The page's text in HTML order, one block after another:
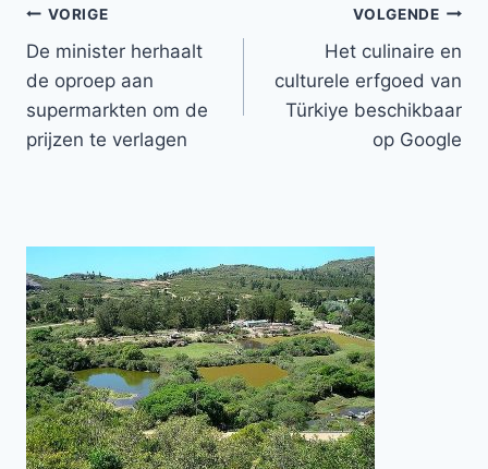
Bericht
navigatie
VORIGE
De minister herhaalt
de oproep aan
supermarkten om de
prijzen te verlagen
VOLGENDE
Het culinaire en
culturele erfgoed van
Türkiye beschikbaar
op Google